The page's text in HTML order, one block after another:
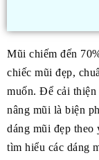
Mũi chiếm đến
chiếc mũi đẹp,
muốn. Để cải
nâng mũi là biện
dáng mũi đẹp
tìm hiểu các dáng